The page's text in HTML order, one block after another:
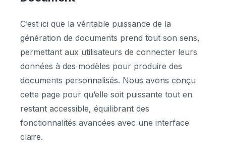
C’est ici que la véritable puissance de la
génération de documents prend tout son sens,
permettant aux utilisateurs de connecter leurs
données à des modèles pour produire des
documents personnalisés. Nous avons conçu
cette page pour qu’elle soit puissante tout en
restant accessible, équilibrant des
fonctionnalités avancées avec une interface
claire.